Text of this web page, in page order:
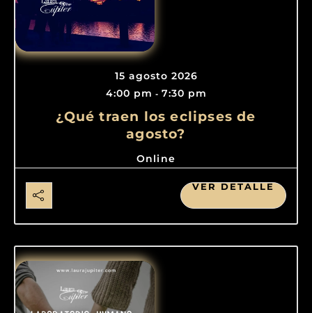
15 agosto 2026
4:00 pm - 7:30 pm
¿Qué traen los eclipses de
agosto?
Online
VER DETALLE